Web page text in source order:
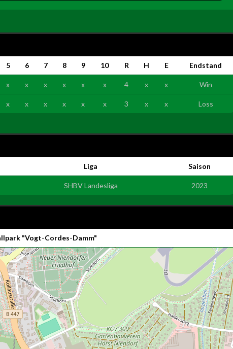
5 6 7 8 9 10 R H E Endstand
x x x x x x 4 x x Win
x x x x x x 3 x x Loss
Liga Saison
SHBV Landesliga 2023
"Vogt-Cordes-Damm"